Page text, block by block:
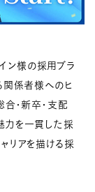
ン様の採用ブラ
関係者様へのヒ
合・新卒・支配
力を一貫した採
リアを描ける採